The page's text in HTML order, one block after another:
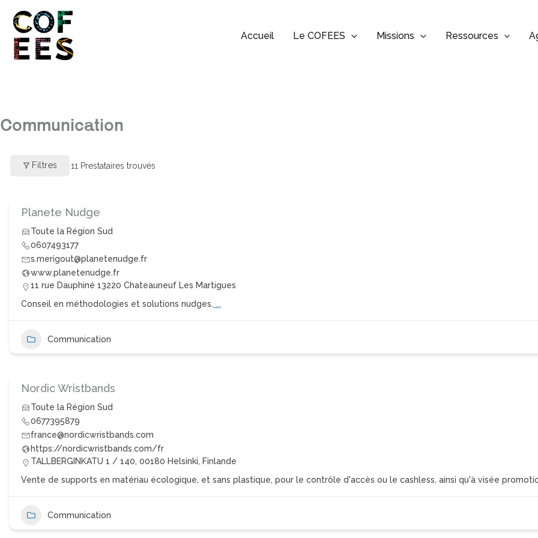
Accueil Le COFEES Missions Ressources
Communication
Filtres 11 Prestataires trouvés
Planete Nudge
Toute la Région Sud
0607493177
s.merigout@planetenudge.fr
www.planetenudge.fr
11 rue Dauphiné 13220 Chateauneuf Les Martigues
Conseil en méthodologies et solutions nudges. ...
Communication
Nordic Wristbands
Toute la Région Sud
0677395879
france@nordicwristbands.com
https://nordicwristbands.com/fr
TALLBERGINKATU 1 / 140, 00180 Helsinki, Finlande
Vente de supports en matériau écologique, et sans plastique, pour le contrôle d'accès ou le cashless, ainsi qu'à visée
Communication